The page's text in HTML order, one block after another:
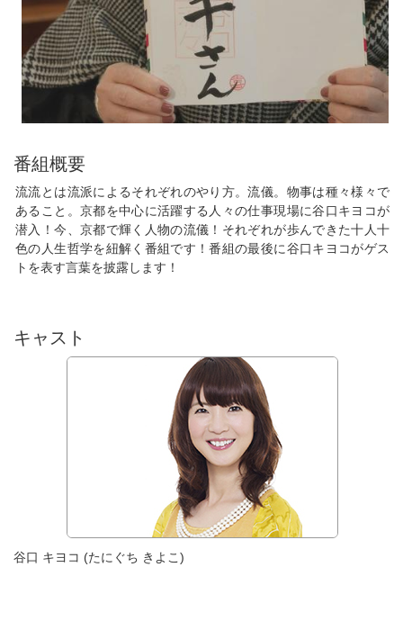
番組概要
流流とは流派によるそれぞれのやり方。流儀。物事は種々様々で
あること。京都を中心に活躍する人々の仕事現場に谷口キヨコが
潜入！今、京都で輝く人物の流儀！それぞれが歩んできた十人十
色の人生哲学を紐解く番組です！番組の最後に谷口キヨコがゲス
トを表す言葉を披露します！
キャスト
谷口 キヨコ (たにぐち きよこ)